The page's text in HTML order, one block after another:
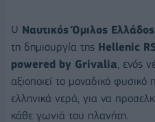
Ο Ναυτικός Όμιλος Ελλάδος
τη δημιουργία της Hellenic
powered by Grivalia, ενός
αξιοποιεί το μοναδικό
ελληνικά νερά, για να
κάθε γωνιά του πλανήτη.